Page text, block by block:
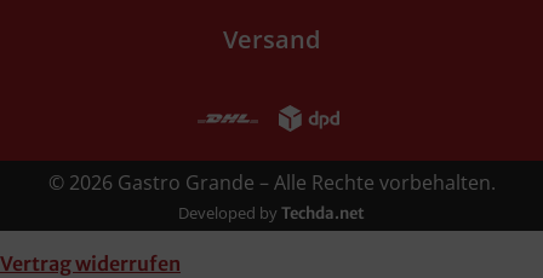
Versand
© 2026 Gastro Grande – Alle Rechte vorbehalten.
Developed by Techda.net
Vertrag widerrufen